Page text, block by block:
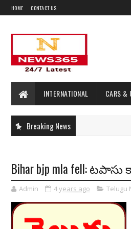
HOME CONTACT US
INTERNATIONAL CARS &
Breaking News
Bihar bjp mla fell:
Admin 4 years ago Telugu